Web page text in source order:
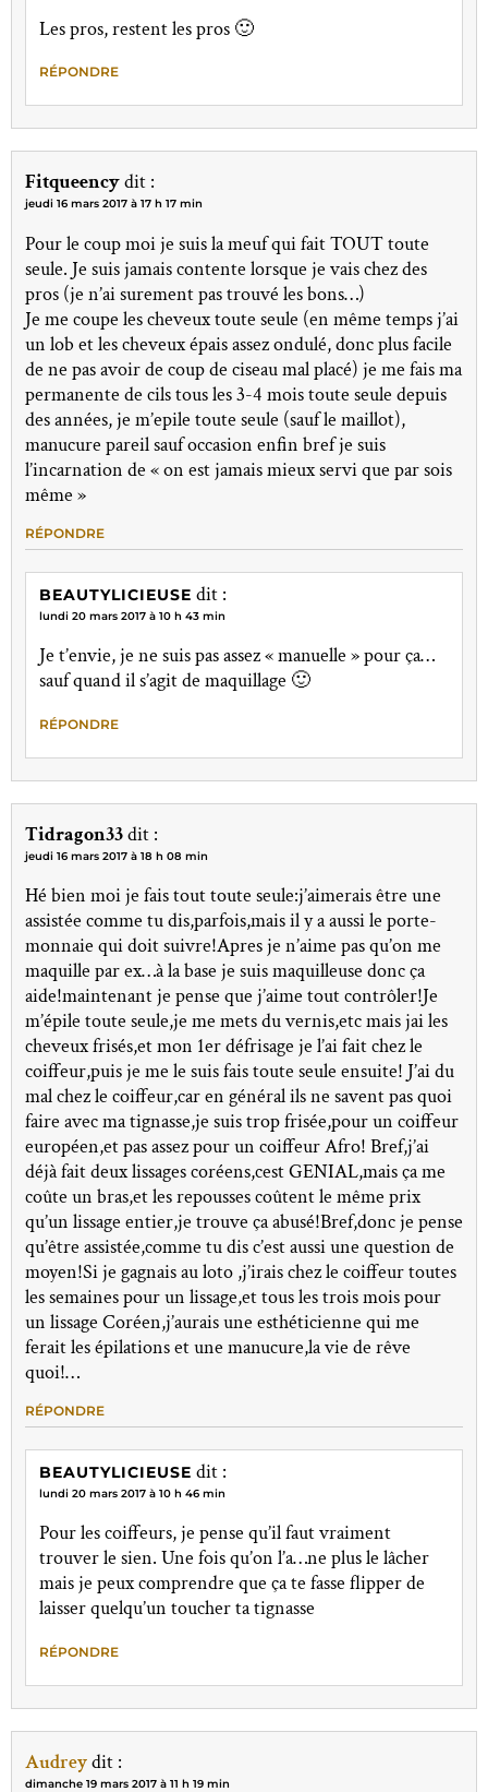
Les pros, restent les pros 🙂
RÉPONDRE
Fitqueencydit :
jeudi 16 mars 2017 à 17 h 17 min
Pour le coup moi je suis la meuf qui fait TOUT toute
seule. Je suis jamais contente lorsque je vais chez des
pros (je n’ai surement pas trouvé les bons…)
Je me coupe les cheveux toute seule (en même temps j’ai
un lob et les cheveux épais assez ondulé, donc plus facile
de ne pas avoir de coup de ciseau mal placé) je me fais ma
permanente de cils tous les 3-4 mois toute seule depuis
des années, je m’epile toute seule (sauf le maillot),
manucure pareil sauf occasion enfin bref je suis
l’incarnation de « on est jamais mieux servi que par sois
même »
RÉPONDRE
BEAUTYLICIEUSE dit :
lundi 20 mars 2017 à 10 h 43 min
Je t’envie, je ne suis pas assez « manuelle » pour ça…
sauf quand il s’agit de maquillage 🙂
RÉPONDRE
Tidragon33dit :
jeudi 16 mars 2017 à 18 h 08 min
Hé bien moi je fais tout toute seule:j’aimerais être une
assistée comme tu dis,parfois,mais il y a aussi le porte-
monnaie qui doit suivre!Apres je n’aime pas qu’on me
maquille par ex…à la base je suis maquilleuse donc ça
aide!maintenant je pense que j’aime tout contrôler!Je
m’épile toute seule,je me mets du vernis,etc mais jai les
cheveux frisés,et mon 1er défrisage je l’ai fait chez le
coiffeur,puis je me le suis fais toute seule ensuite! J’ai du
mal chez le coiffeur,car en général ils ne savent pas quoi
faire avec ma tignasse,je suis trop frisée,pour un coiffeur
européen,et pas assez pour un coiffeur Afro! Bref,j’ai
déjà fait deux lissages coréens,cest GENIAL,mais ça me
coûte un bras,et les repousses coûtent le même prix
qu’un lissage entier,je trouve ça abusé!Bref,donc je pense
qu’être assistée,comme tu dis c’est aussi une question de
moyen!Si je gagnais au loto ,j’irais chez le coiffeur toutes
les semaines pour un lissage,et tous les trois mois pour
un lissage Coréen,j’aurais une esthéticienne qui me
ferait les épilations et une manucure,la vie de rêve
quoi!…
RÉPONDRE
BEAUTYLICIEUSE dit :
lundi 20 mars 2017 à 10 h 46 min
Pour les coiffeurs, je pense qu’il faut vraiment
trouver le sien. Une fois qu’on l’a…ne plus le lâcher
mais je peux comprendre que ça te fasse flipper de
laisser quelqu’un toucher ta tignasse
RÉPONDRE
Audreydit :
dimanche 19 mars 2017 à 11 h 19 min